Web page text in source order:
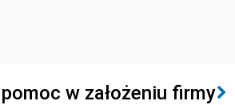
w założeniu firmy